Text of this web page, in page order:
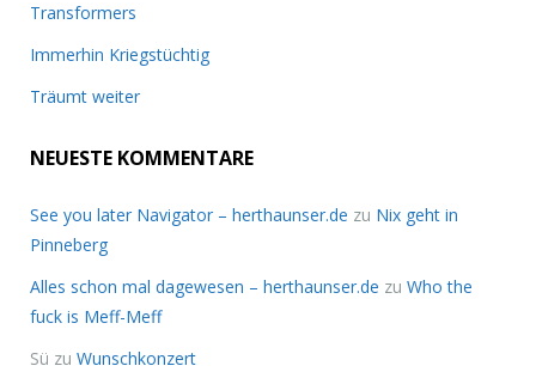
Transformers
Immerhin Kriegstüchtig
Träumt weiter
NEUESTE KOMMENTARE
See you later Navigator – herthaunser.de zu Nix geht in
Pinneberg
Alles schon mal dagewesen – herthaunser.de zu Who the
fuck is Meff-Meff
Sü zu Wunschkonzert